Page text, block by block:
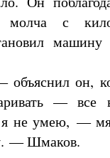
с
он,
— все
я не умею, —
— Шмаков.